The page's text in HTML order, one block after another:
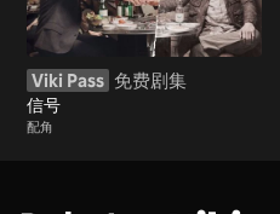
Viki Pass 免费剧集
信号
配角